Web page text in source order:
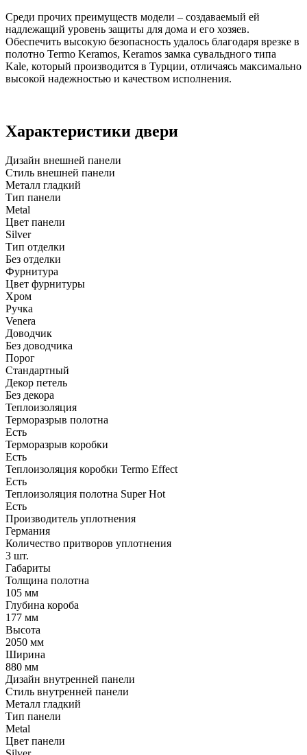
Среди прочих преимуществ модели – создаваемый ей
надлежащий уровень защиты для дома и его хозяев.
Обеспечить высокую безопасность удалось благодаря врезке в
полотно Termo Keramos, Keramos замка сувальдного типа
Kale, который производится в Турции, отличаясь максимально
высокой надежностью и качеством исполнения.
Характеристики двери
Дизайн внешней панели
Стиль внешней панели
Металл гладкий
Тип панели
Metal
Цвет панели
Silver
Тип отделки
Без отделки
Фурнитура
Цвет фурнитуры
Хром
Ручка
Venera
Доводчик
Без доводчика
Порог
Стандартный
Декор петель
Без декора
Теплоизоляция
Терморазрыв полотна
Есть
Терморазрыв коробки
Есть
Теплоизоляция коробки Termo Effect
Есть
Теплоизоляция полотна Super Нot
Есть
Производитель уплотнения
Германия
Количество притворов уплотнения
3 шт.
Габариты
Толщина полотна
105 мм
Глубина короба
177 мм
Высота
2050 мм
Ширина
880 мм
Дизайн внутренней панели
Стиль внутренней панели
Металл гладкий
Тип панели
Metal
Цвет панели